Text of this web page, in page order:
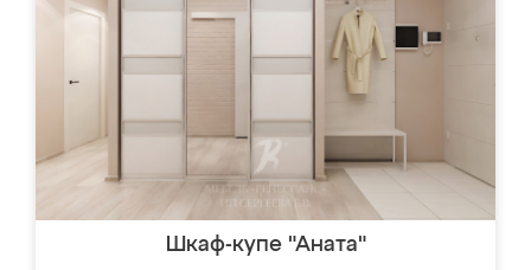
Шкаф-купе "Аната"